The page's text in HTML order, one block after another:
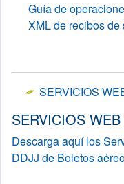
Guía de
XML de recibos
SERVICIOS
SERVICIOS
Descarga aquí los
DDJJ de Boletos